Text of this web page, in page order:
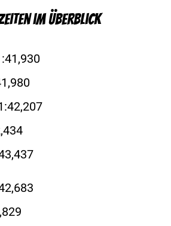
im Überblick